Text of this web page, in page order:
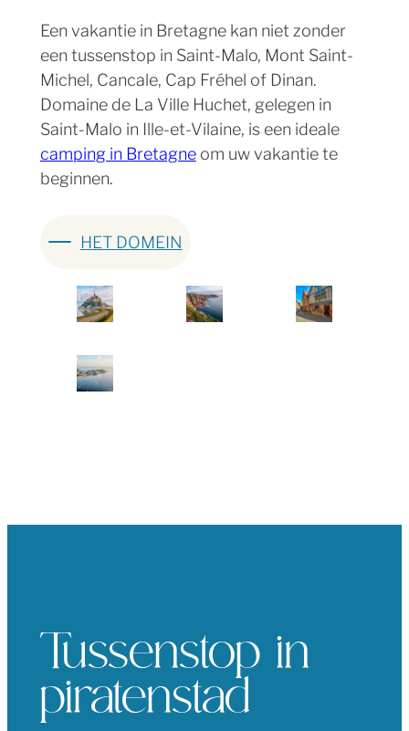
Een vakantie in Bretagne kan niet zonder
een tussenstop in Saint-Malo, Mont Saint-
Michel, Cancale, Cap Fréhel of Dinan.
Domaine de La Ville Huchet, gelegen in
Saint-Malo in Ille-et-Vilaine, is een ideale
camping in Bretagneom uw vakantie te
beginnen.
HET DOMEIN
Tussenstop in
piratenstad